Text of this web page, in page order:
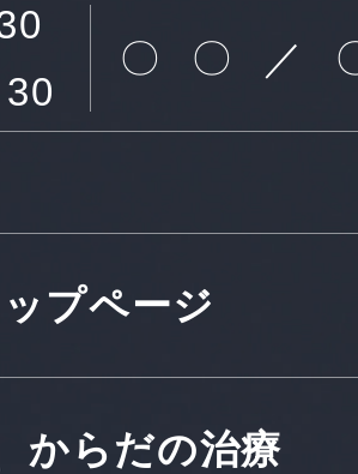
〇 〇 ／
ップページ
からだの治療